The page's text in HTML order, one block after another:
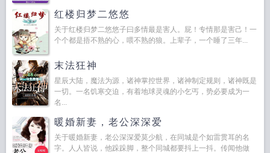
红楼归梦二悠悠
关于红楼归梦二悠悠子曰多情最是害人。屁！专情那是害己！一
个个都是捂不熟的心，喂不熟的狼。上辈子，一个睡了三年...
末法狂神
星辰大陆，魔法为源，诸神掌控世界，诸神制定规则，诸神既是
一切。一名饥寒交迫，有着地球灵魂的小乞丐，势必要成为一
名...
暖婚新妻，老公深深爱
关于暖婚新妻，老公深深爱莫少航，在同城是个如雷贯耳的名
字。人人皆说，他跺跺脚，整个同城都要抖上一抖。传闻他做